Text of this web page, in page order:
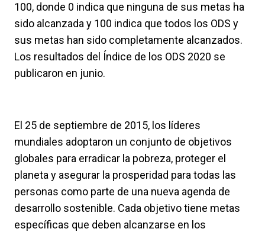
100, donde 0 indica que ninguna de sus metas ha
sido alcanzada y 100 indica que todos los ODS y
sus metas han sido completamente alcanzados.
Los resultados del Índice de los ODS 2020 se
publicaron en junio.
El 25 de septiembre de 2015, los líderes
mundiales adoptaron un conjunto de objetivos
globales para erradicar la pobreza, proteger el
planeta y asegurar la prosperidad para todas las
personas como parte de una nueva agenda de
desarrollo sostenible. Cada objetivo tiene metas
específicas que deben alcanzarse en los